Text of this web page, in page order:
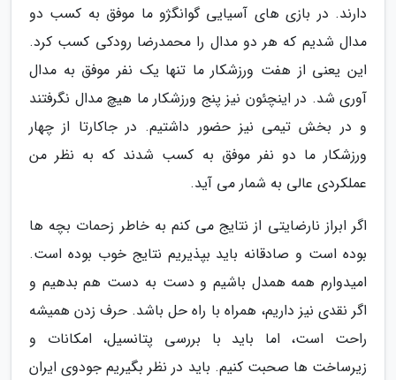
دارند. در بازی های آسیایی گوانگژو ما موفق به کسب دو
مدال شدیم که هر دو مدال را محمدرضا رودکی کسب کرد.
این یعنی از هفت ورزشکار ما تنها یک نفر موفق به مدال
آوری شد. در اینچئون نیز پنج ورزشکار ما هیچ مدال نگرفتند
و در بخش تیمی نیز حضور داشتیم. در جاکارتا از چهار
ورزشکار ما دو نفر موفق به کسب شدند که به نظر من
عملکردی عالی به شمار می آید.
اگر ابراز نارضایتی از نتایج می کنم به خاطر زحمات بچه ها
بوده است و صادقانه باید بپذیریم نتایج خوب بوده است.
امیدوارم همه همدل باشیم و دست به دست هم بدهیم و
اگر نقدی نیز داریم، همراه با راه حل باشد. حرف زدن همیشه
راحت است، اما باید با بررسی پتانسیل، امکانات و
زیرساخت ها صحبت کنیم. باید در نظر بگیریم جودوی ایران